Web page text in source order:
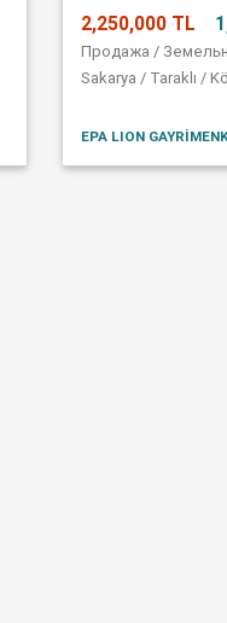
2,250,000 TL
Продажа /
Sakarya / Taraklı /
EPA LION